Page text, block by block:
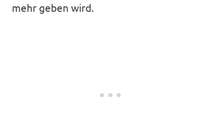
mehr geben wird.